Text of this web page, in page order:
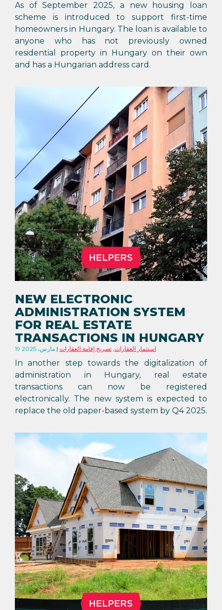
As of September 2025, a new housing loan
scheme is introduced to support first-time
homeowners in Hungary. The loan is available to
anyone who has not previously owned
residential property in Hungary on their own
and has a Hungarian address card.
NEW ELECTRONIC
ADMINISTRATION SYSTEM
FOR REAL ESTATE
TRANSACTIONS IN HUNGARY
19 مارس، 2025 استثمار العقارات, تصريح إقامة العقارات
In another step towards the digitalization of
administration in Hungary, real estate
transactions can now be registered
electronically. The new system is expected to
replace the old paper-based system by Q4 2025.